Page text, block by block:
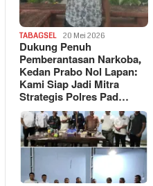
TABAGSEL 20 Mei 2026
Dukung Penuh
Pemberantasan Narkoba,
Kedan Prabo Nol Lapan:
Kami Siap Jadi Mitra
Strategis Polres Pad…